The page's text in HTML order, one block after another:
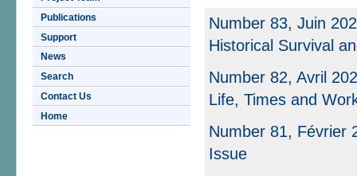
Publications
Support
News
Search
Contact Us
Home
Number 83, Juin
Historical Survival
Number 82, Avril
Life, Times and
Number 81, Février
Issue